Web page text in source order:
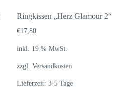
Ringkissen „Herz Glamour 2“
€17,80
inkl. 19 % MwSt.
zzgl.Versandkosten
Lieferzeit:3-5 Tage